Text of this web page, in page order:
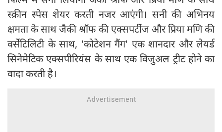
स्क्रीन स्पेस शेयर करती नजर आएंगी। सनी की अभिनय
क्षमता के साथ जैकी श्रॉफ की एक्सपर्टीज और प्रिया मणि की
वर्सेटिलिटी के साथ, 'कोटेशन गैंग' एक शानदार और लेयर्ड
सिनेमेटिक एक्सपीरियंस के साथ एक विजुअल ट्रीट होने का
वादा करती है।